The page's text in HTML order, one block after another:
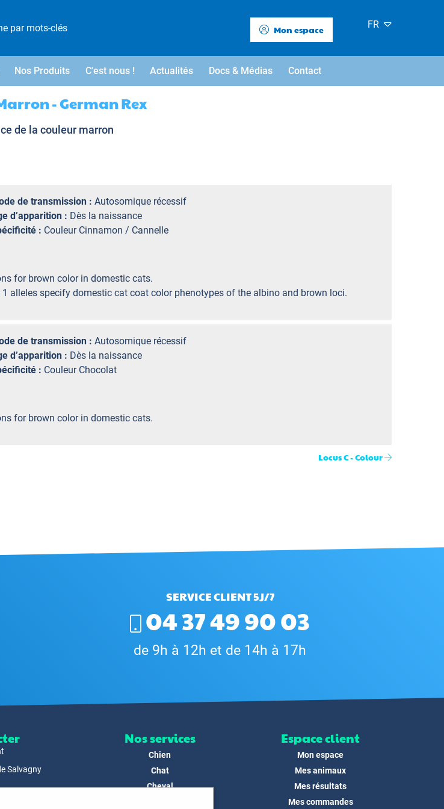
Mon espace FR
Nos Produits C'est nous ! Actualités Docs & Médias Contact
- German Rex
de la couleur marron
de transmission : Autosomique récessif
d’apparition : Dès la naissance
: Couleur Cinnamon / Cannelle
for brown color in domestic cats.
alleles specify domestic cat coat color phenotypes of the albino and brown loci.
de transmission : Autosomique récessif
d’apparition : Dès la naissance
: Couleur Chocolat
for brown color in domestic cats.
Locus C - Colour
SERVICE CLIENT 5J/7
04 37 49 90 03
de 9h à 12h et de 14h à 17h
Salvagny
Nos services
Chien
Chat
Cheval
Espace client
Mon espace
Mes animaux
Mes résultats
Mes commandes